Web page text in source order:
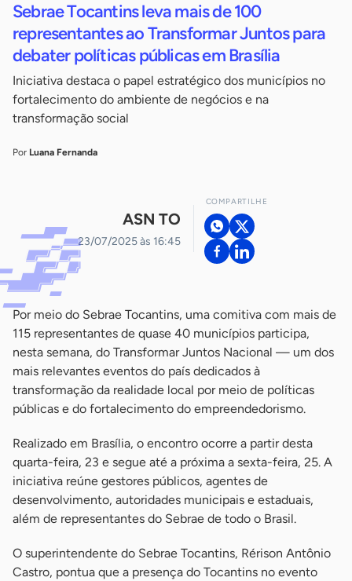
Sebrae Tocantins leva mais de 100
representantes ao Transformar Juntos para
debater políticas públicas em Brasília
Iniciativa destaca o papel estratégico dos municípios no
fortalecimento do ambiente de negócios e na
transformação social
Por Luana Fernanda
ASN TO
23/07/2025 às 16:45
COMPARTILHE
Por meio do Sebrae Tocantins, uma comitiva com mais de
115 representantes de quase 40 municípios participa,
nesta semana, do Transformar Juntos Nacional — um dos
mais relevantes eventos do país dedicados à
transformação da realidade local por meio de políticas
públicas e do fortalecimento do empreendedorismo.
Realizado em Brasília, o encontro ocorre a partir desta
quarta-feira, 23 e segue até a próxima a sexta-feira, 25. A
iniciativa reúne gestores públicos, agentes de
desenvolvimento, autoridades municipais e estaduais,
além de representantes do Sebrae de todo o Brasil.
O superintendente do Sebrae Tocantins, Rérison Antônio
Castro, pontua que a presença do Tocantins no evento